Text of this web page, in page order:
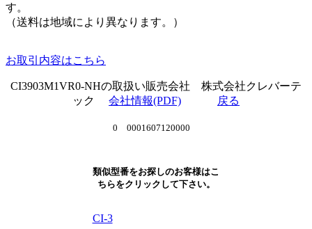
す。
（送料は地域により異なります。）
お取引内容はこちら
CI3903M1VR0-NHの取扱い販売会社 株式会社クレバーテ
ック 会社情報(PDF) 戻る
0 0001607120000
類似型番をお探しのお客様はこ
ちらをクリックして下さい。
CI-3